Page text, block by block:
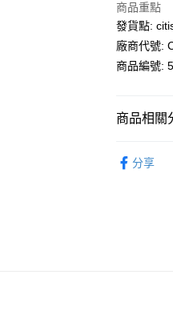
PayMe
WeChat
每筆
商品重點
發貨點:
廠商代號:
商品編號:
商品相關
分享